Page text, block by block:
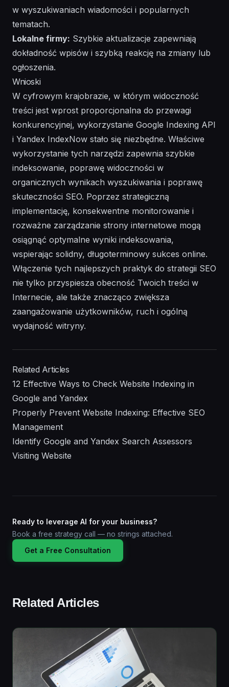
w wyszukiwaniach wiadomości i popularnych
tematach.
Lokalne firmy: Szybkie aktualizacje zapewniają
dokładność wpisów i szybką reakcję na zmiany lub
ogłoszenia.
Wnioski
W cyfrowym krajobrazie, w którym widoczność
treści jest wprost proporcjonalna do przewagi
konkurencyjnej, wykorzystanie Google Indexing API
i Yandex IndexNow stało się niezbędne. Właściwe
wykorzystanie tych narzędzi zapewnia szybkie
indeksowanie, poprawę widoczności w
organicznych wynikach wyszukiwania i poprawę
skuteczności SEO. Poprzez strategiczną
implementację, konsekwentne monitorowanie i
rozważne zarządzanie strony internetowe mogą
osiągnąć optymalne wyniki indeksowania,
wspierając solidny, długoterminowy sukces online.
Włączenie tych najlepszych praktyk do strategii SEO
nie tylko przyspiesza obecność Twoich treści w
Internecie, ale także znacząco zwiększa
zaangażowanie użytkowników, ruch i ogólną
wydajność witryny.
Related Articles
12 Effective Ways to Check Website Indexing in
Google and Yandex
Properly Prevent Website Indexing: Effective SEO
Management
Identify Google and Yandex Search Assessors
Visiting Website
Ready to leverage AI for your business?
Book a free strategy call — no strings attached.
Get a Free Consultation
Related Articles